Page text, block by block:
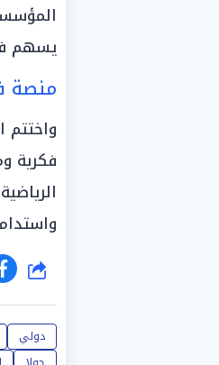
يسهم
منصة
فكرية
شارك
دولي